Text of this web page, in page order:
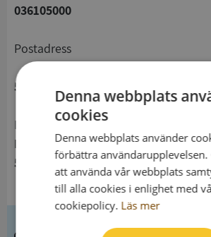
036105000
Postadress
551 89 Jönköping
Besöksadress
Rådhusparken 1 rådhuset
553 16 Jönköping
Ledning
Denna webbplats
cookies
Denna webbplats använder
förbättra användarupplevelsen.
att använda vår webbplats
till alla cookies i enlighet med
cookiepolicy. Läs mer